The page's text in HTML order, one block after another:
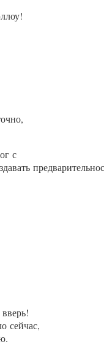
с
сейчас,